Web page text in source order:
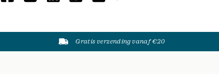
Gratis verzending vanaf €20